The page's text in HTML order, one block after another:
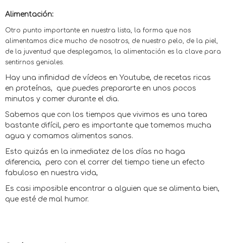
Alimentación:
Otro punto importante en nuestra lista, la forma que nos
alimentamos dice mucho de nosotros, de nuestro pelo, de la piel,
de la juventud que desplegamos, la alimentación es la clave para
sentirnos geniales.
Hay una infinidad de vídeos en Youtube, de recetas ricas
en proteínas, que puedes prepararte en unos pocos
minutos y comer durante el dia.
Sabemos que con los tiempos que vivimos es una tarea
bastante difícil, pero es importante que tomemos mucha
agua y comamos alimentos sanos.
Esto quizás en la inmediatez de los días no haga
diferencia, pero con el correr del tiempo tiene un efecto
fabuloso en nuestra vida,
Es casi imposible encontrar a alguien que se alimenta bien,
que esté de mal humor.